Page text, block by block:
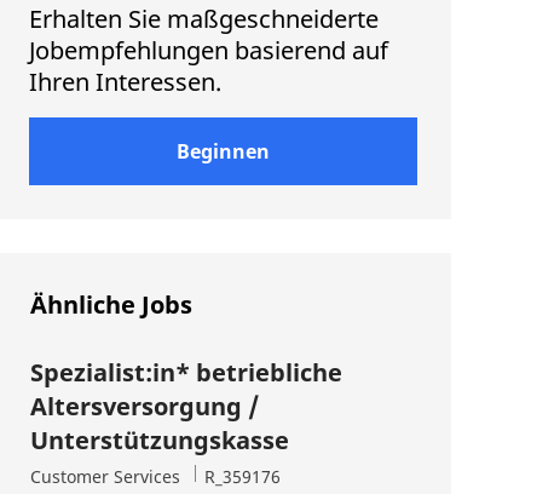
Erhalten Sie maßgeschneiderte
Jobempfehlungen basierend auf
Ihren Interessen.
Beginnen
Ähnliche Jobs
Spezialist:in* betriebliche
Altersversorgung /
Unterstützungskasse
Kategorie
Customer Services Job-ID
R_359176